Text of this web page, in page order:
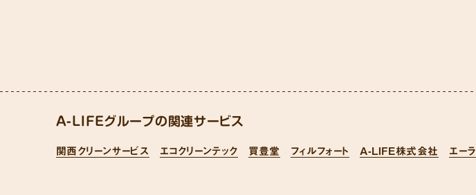
A-LIFEグループの関連サービス
関西クリーンサービス エコクリーンテック 買豊堂 フィルフォート A-LIFE株式会社 エー